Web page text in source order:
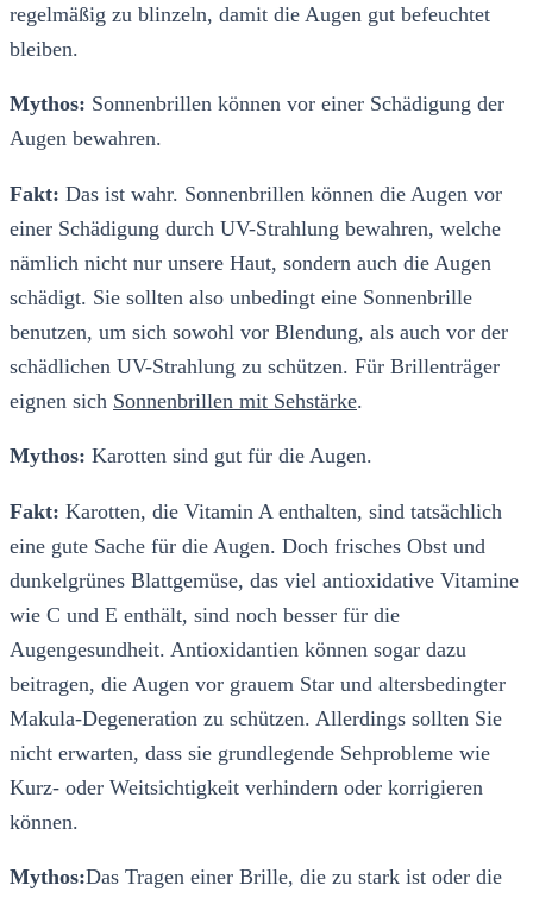
regelmäßig zu blinzeln, damit die Augen gut befeuchtet
bleiben.
Mythos: Sonnenbrillen können vor einer Schädigung der
Augen bewahren.
Fakt: Das ist wahr. Sonnenbrillen können die Augen vor
einer Schädigung durch UV-Strahlung bewahren, welche
nämlich nicht nur unsere Haut, sondern auch die Augen
schädigt. Sie sollten also unbedingt eine Sonnenbrille
benutzen, um sich sowohl vor Blendung, als auch vor der
schädlichen UV-Strahlung zu schützen. Für Brillenträger
eignen sich Sonnenbrillen mit Sehstärke.
Mythos: Karotten sind gut für die Augen.
Fakt: Karotten, die Vitamin A enthalten, sind tatsächlich
eine gute Sache für die Augen. Doch frisches Obst und
dunkelgrünes Blattgemüse, das viel antioxidative Vitamine
wie C und E enthält, sind noch besser für die
Augengesundheit. Antioxidantien können sogar dazu
beitragen, die Augen vor grauem Star und altersbedingter
Makula-Degeneration zu schützen. Allerdings sollten Sie
nicht erwarten, dass sie grundlegende Sehprobleme wie
Kurz- oder Weitsichtigkeit verhindern oder korrigieren
können.
Mythos:Das Tragen einer Brille, die zu stark ist oder die